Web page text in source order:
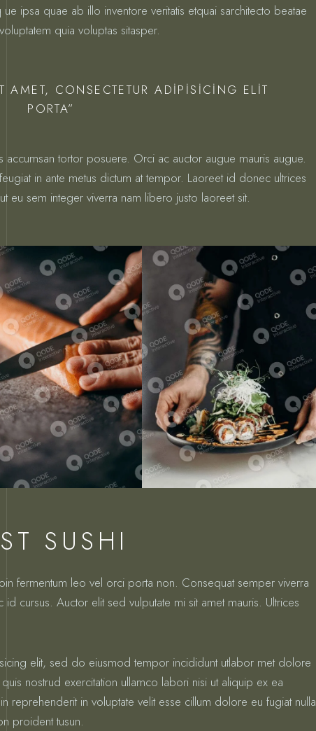
ipsa quae ab illo inventore veritatis etquai sarchitecto beatae
quia voluptas sitasper.
AMET, CONSECTETUR ADIPISICING ELIT
PORTA”
accumsan tortor posuere. Orci ac auctor augue mauris augue.
in ante metus dictum at tempor. Laoreet id donec ultrices
eu sem integer viverra nam libero justo laoreet sit.
SUSHI
fermentum leo vel orci porta non. Consequat semper viverra
cursus. Auctor elit sed vulputate mi sit amet mauris. Ultrices
elit, sed do eiusmod tempor incididunt utlabor met dolore
nostrud exercitation ullamco labori nisi ut aliquip ex ea
in voluptate velit esse cillum dolore eu fugiat nulla
proident tusun.